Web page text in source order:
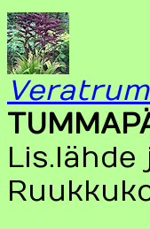
Lis.lähde